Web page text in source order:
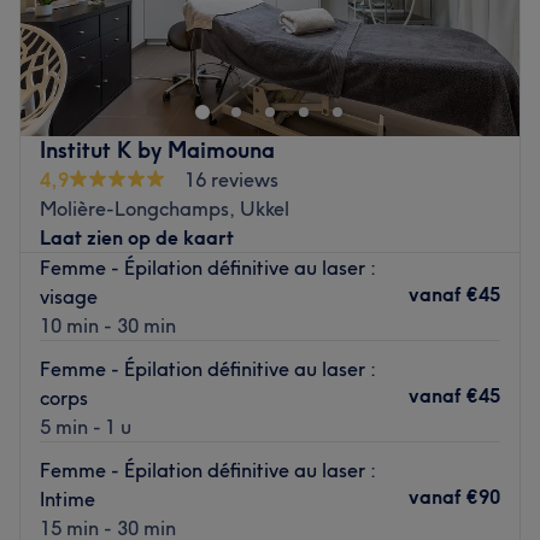
Bienvenue chez Bela Essencia, un salon de beauté situé à
Forest. Spécialiste en blanchiment dentaire et en soins de
la peau, nous vous offrons les meilleurs services.
Accès et Situation
Salle d’attente
Proche d’un arrêt de bus et tram
(4) (18) (38) (43) (60)
Parking gratuit réservé aux clients
Internet
Wifi gratuit
Langues parlées
Français
Portugais
Moyens de payement
Institut K by Maimouna
4,9
16 reviews
Molière-Longchamps, Ukkel
Laat zien op de kaart
Femme - Épilation définitive au laser :
visage
10 min - 30 min
vanaf €45
Femme - Épilation définitive au laser :
corps
5 min - 1 u
vanaf €45
Femme - Épilation définitive au laser :
Intime
15 min - 30 min
vanaf €90